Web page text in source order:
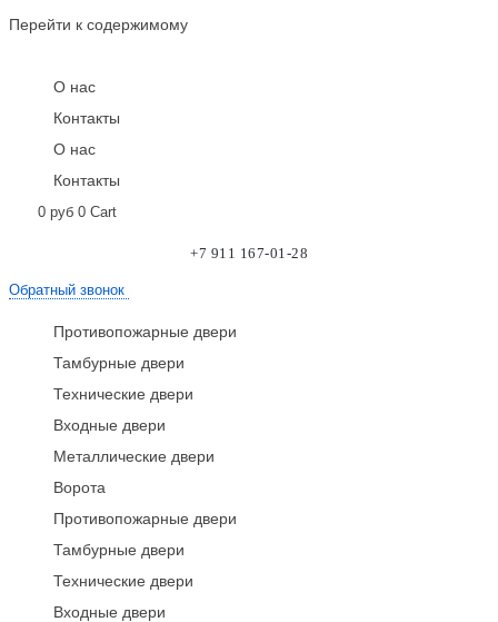
Перейти к содержимому
О нас
Контакты
О нас
Контакты
0 руб 0 Cart
+7 911 167-01-28
Обратный звонок
Противопожарные двери
Тамбурные двери
Технические двери
Входные двери
Металлические двери
Ворота
Противопожарные двери
Тамбурные двери
Технические двери
Входные двери